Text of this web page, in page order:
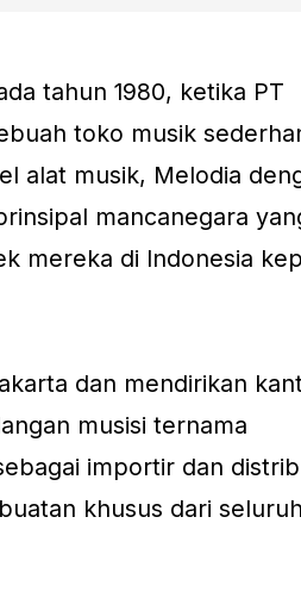
tahun 1980, ketika PT
toko musik
alat musik, Melodia
mancanegara
mereka di Indonesia
dan mendirikan
musisi ternama
importir dan
khusus dari seluruh